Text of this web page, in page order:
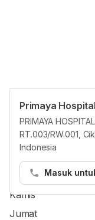
Primaya
PRIMAYA
RT.003/RW.001,
Indonesia
Masuk
Jam reguler
Senin
Rabu
Kamis
Jumat